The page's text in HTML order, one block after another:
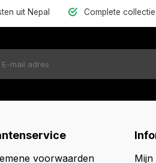
uit Nepal Complete
voorwaarden